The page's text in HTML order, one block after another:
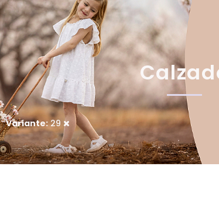
Variante:29